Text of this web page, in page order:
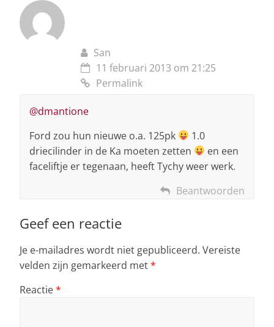
San
11 februari 2013 om 21:25
Permalink
@dmantione
Ford zou hun nieuwe o.a. 125pk
1.0
driecilinder in de Ka moeten zetten
en een
faceliftje er tegenaan, heeft Tychy weer werk.
Beantwoorden
Geef een reactie
Je e-mailadres wordt niet gepubliceerd. Vereiste
velden zijn gemarkeerd met*
Reactie*